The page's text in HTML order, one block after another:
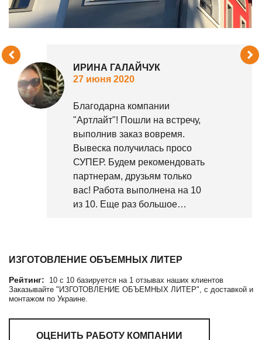
ИРИНА ГАЛАЙЧУК
27 июня 2020
Благодарна компании
"Артлайт"! Пошли на встречу,
выполнив заказ вовремя.
Вывеска получилась просо
СУПЕР. Будем рекомендовать
партнерам, друзьям только
вас! Работа выполнена на 10
из 10. Еще раз большое
ИЗГОТОВЛЕНИЕ ОБЪЕМНЫХ ЛИТЕР
Рейтинг: 10 c 10 базируется на 1 отзывах наших клиентов
Заказывайте "ИЗГОТОВЛЕНИЕ ОБЪЕМНЫХ ЛИТЕР", с доставкой и
монтажом по Украине.
ОЦЕНИТЬ РАБОТУ КОМПАНИИ